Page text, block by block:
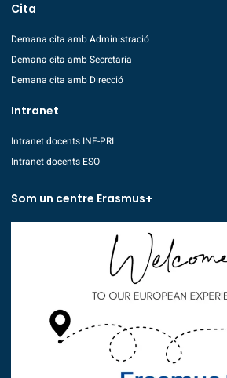
Cita
Demana cita amb Administració
Demana cita amb Secretaria
Demana cita amb Direcció
Intranet
Intranet docents INF-PRI
Intranet docents ESO
Som un centre Erasmus+